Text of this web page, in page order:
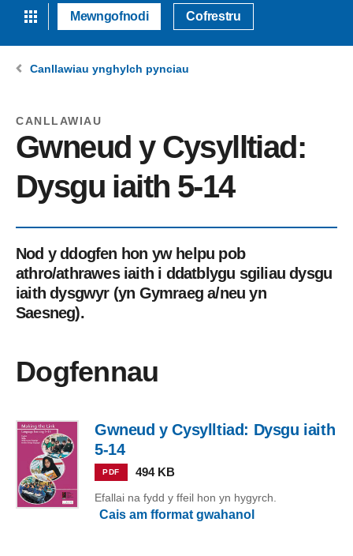
Mewngofnodi Cofrestru
Canllawiau ynghylch pynciau
CANLLAWIAU
Gwneud y Cysylltiad:
Dysgu iaith 5-14
Nod y ddogfen hon yw helpu pob
athro/athrawes iaith i ddatblygu sgiliau dysgu
iaith dysgwyr (yn Gymraeg a/neu yn
Saesneg).
Dogfennau
Gwneud y Cysylltiad: Dysgu iaith
5-14
PDF 494 KB
Efallai na fydd y ffeil hon yn hygyrch.
Cais am fformat gwahanol